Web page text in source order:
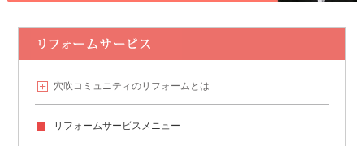
穴吹コミュニティの リフォームとは
リフォームサービスメニュー